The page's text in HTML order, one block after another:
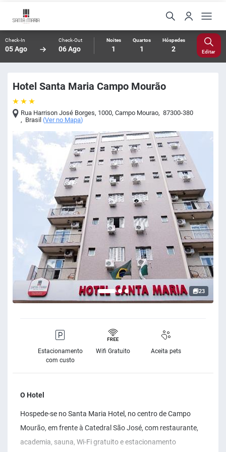
Check-In
05 Ago
Check-Out
06 Ago
Noites
1
Quartos
1
Hóspedes
2 Editar
Hotel Santa Maria Campo Mourão
Rua Harrison José Borges, 1000,Campo Mourao, 87300-380
, Brasil (Ver no Mapa)
23
Estacionamento
com custo
Wifi Gratuito Aceita pets
O Hotel
Hospede-se no Santa Maria Hotel, no centro de Campo
Mourão, em frente à Catedral São José, com restaurante,
academia, sauna, Wi-Fi gratuito e estacionamento